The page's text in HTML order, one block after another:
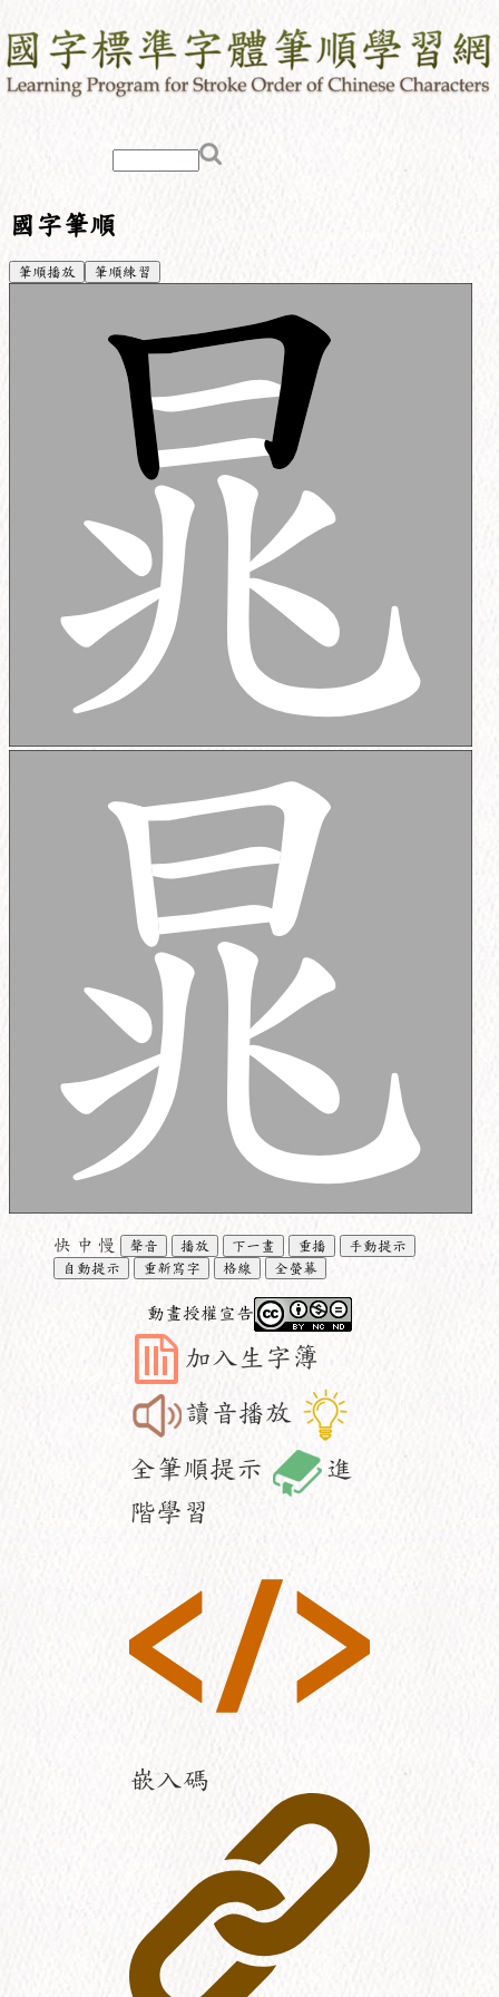
國字筆順
筆順播放 筆順練習
快 中 慢 聲音 播放 下一畫 重播
手動提示
自動提示
重新寫字 格線 全螢幕
動畫授權宣告
加入生字簿
讀音播放
全筆順提示
進
階學習
嵌入碼